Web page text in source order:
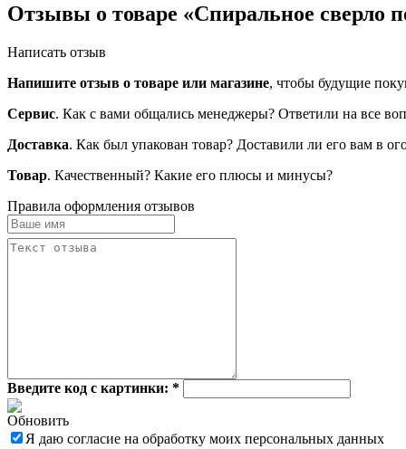
Отзывы о товаре «Спиральное сверло
Написать отзыв
Напишите отзыв о товаре или магазине, чтобы будущие
Сервис. Как с вами общались менеджеры? Ответили на все
Доставка. Как был упакован товар? Доставили ли его вам в
Товар. Качественный? Какие его плюсы и минусы?
Правила оформления отзывов
Введите код с картинки: *
Обновить
Я даю согласие на обработку моих персональных данных